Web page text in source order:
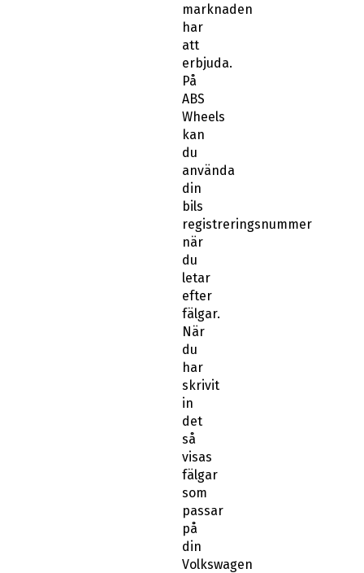
marknaden
har
att
erbjuda.
På
ABS
Wheels
kan
du
använda
din
bils
registreringsnummer
när
du
letar
efter
fälgar.
När
du
har
skrivit
in
det
så
visas
fälgar
som
passar
på
din
Volkswagen